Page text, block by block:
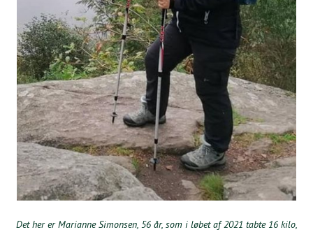
Det her er Marianne Simonsen, 56 år, som i løbet af 2021 tabte 16 kilo,